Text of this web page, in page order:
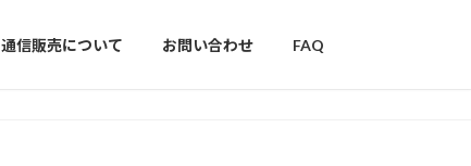
通信販売について お問い合わせ FAQ